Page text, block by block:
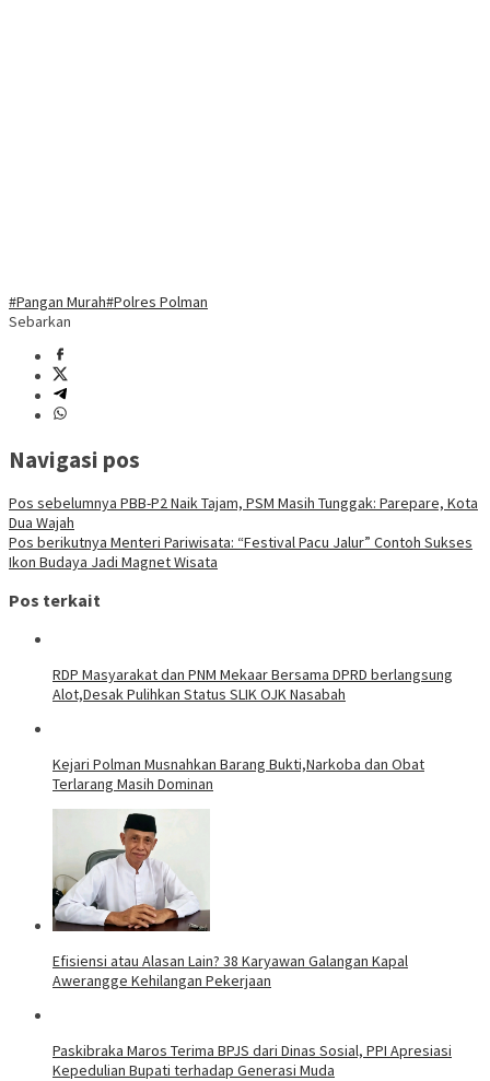
#Pangan Murah#Polres Polman
Sebarkan
Navigasi pos
Pos sebelumnya PBB-P2 Naik Tajam, PSM Masih Tunggak: Parepare, Kota
Dua Wajah
Pos berikutnya Menteri Pariwisata: “Festival Pacu Jalur” Contoh Sukses
Ikon Budaya Jadi Magnet Wisata
Pos terkait
RDP Masyarakat dan PNM Mekaar Bersama DPRD berlangsung
Alot,Desak Pulihkan Status SLIK OJK Nasabah
Kejari Polman Musnahkan Barang Bukti,Narkoba dan Obat
Terlarang Masih Dominan
Efisiensi atau Alasan Lain? 38 Karyawan Galangan Kapal
Awerangge Kehilangan Pekerjaan
Paskibraka Maros Terima BPJS dari Dinas Sosial, PPI Apresiasi
Kepedulian Bupati terhadap Generasi Muda